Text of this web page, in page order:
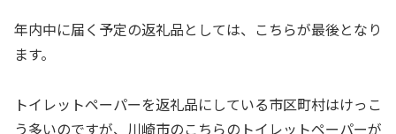
年内中に届く予定の返礼品としては、こちらが最後となり
ます。
トイレットペーパーを返礼品にしている市区町村はけっこ
う多いのですが、川崎市のこちらのトイレットペーパーが